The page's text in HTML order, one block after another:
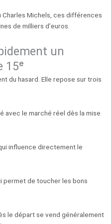
Michels, ces différences
de milliers d’euros.
un
15ᵉ
du hasard. Elle repose sur trois
avec le marché réel dès la mise
influence directement le
permet de toucher les bons
le départ se vend généralement